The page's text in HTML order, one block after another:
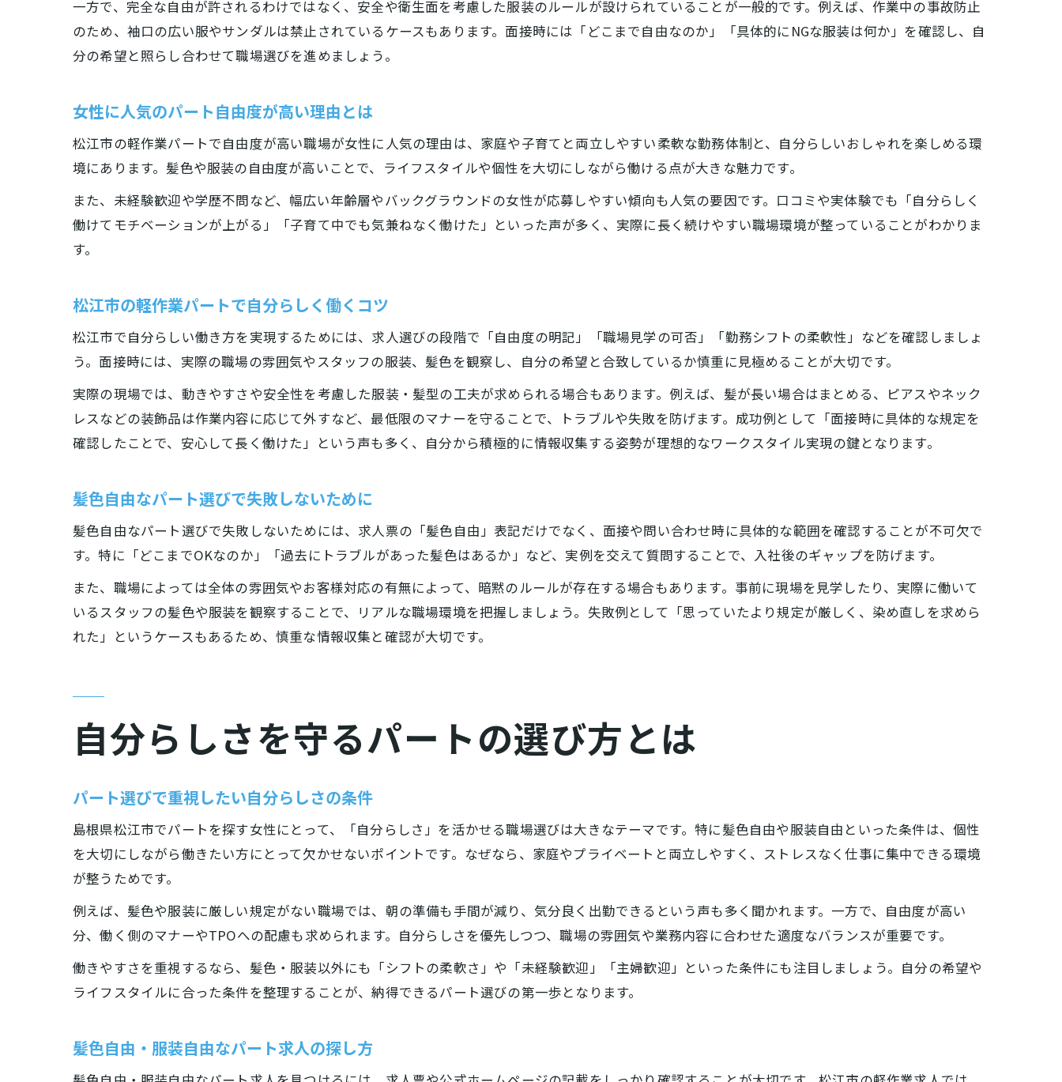
服装自由の現場で輝く女性のポイント
軽作業パートで服装自由が選ばれる理由
服装自由パートで自分らしい働き方を実現
面接時に迷わない服装と髪型のコツを紹介
パート面接で好印象な髪型と服装のポイント
面接で髪色自由を伝える際のマナーと工夫
一方で、完全な自由が許されるわけではなく、安全や衛生面を考慮した服装のルールが設けられていることが一般的です。例えば、作業中の事故防止
のため、袖口の広い服やサンダルは禁止されているケースもあります。面接時には「どこまで自由なのか」「具体的にNGな服装は何か」を確認し、自
分の希望と照らし合わせて職場選びを進めましょう。
女性に人気のパート自由度が高い理由とは
松江市の軽作業パートで自由度が高い職場が女性に人気の理由は、家庭や子育てと両立しやすい柔軟な勤務体制と、自分らしいおしゃれを楽しめる環
境にあります。髪色や服装の自由度が高いことで、ライフスタイルや個性を大切にしながら働ける点が大きな魅力です。
また、未経験歓迎や学歴不問など、幅広い年齢層やバックグラウンドの女性が応募しやすい傾向も人気の要因です。口コミや実体験でも「自分らしく
働けてモチベーションが上がる」「子育て中でも気兼ねなく働けた」といった声が多く、実際に長く続けやすい職場環境が整っていることがわかりま
す。
松江市の軽作業パートで自分らしく働くコツ
松江市で自分らしい働き方を実現するためには、求人選びの段階で「自由度の明記」「職場見学の可否」「勤務シフトの柔軟性」などを確認しましょ
う。面接時には、実際の職場の雰囲気やスタッフの服装、髪色を観察し、自分の希望と合致しているか慎重に見極めることが大切です。
実際の現場では、動きやすさや安全性を考慮した服装・髪型の工夫が求められる場合もあります。例えば、髪が長い場合はまとめる、ピアスやネック
レスなどの装飾品は作業内容に応じて外すなど、最低限のマナーを守ることで、トラブルや失敗を防げます。成功例として「面接時に具体的な規定を
確認したことで、安心して長く働けた」という声も多く、自分から積極的に情報収集する姿勢が理想的なワークスタイル実現の鍵となります。
髪色自由なパート選びで失敗しないために
髪色自由なパート選びで失敗しないためには、求人票の「髪色自由」表記だけでなく、面接や問い合わせ時に具体的な範囲を確認することが不可欠で
す。特に「どこまでOKなのか」「過去にトラブルがあった髪色はあるか」など、実例を交えて質問することで、入社後のギャップを防げます。
また、職場によっては全体の雰囲気やお客様対応の有無によって、暗黙のルールが存在する場合もあります。事前に現場を見学したり、実際に働いて
いるスタッフの髪色や服装を観察することで、リアルな職場環境を把握しましょう。失敗例として「思っていたより規定が厳しく、染め直しを求めら
れた」というケースもあるため、慎重な情報収集と確認が大切です。
自分らしさを守るパートの選び方とは
パート選びで重視したい自分らしさの条件
島根県松江市でパートを探す女性にとって、「自分らしさ」を活かせる職場選びは大きなテーマです。特に髪色自由や服装自由といった条件は、個性
を大切にしながら働きたい方にとって欠かせないポイントです。なぜなら、家庭やプライベートと両立しやすく、ストレスなく仕事に集中できる環境
が整うためです。
例えば、髪色や服装に厳しい規定がない職場では、朝の準備も手間が減り、気分良く出勤できるという声も多く聞かれます。一方で、自由度が高い
分、働く側のマナーやTPOへの配慮も求められます。自分らしさを優先しつつ、職場の雰囲気や業務内容に合わせた適度なバランスが重要です。
働きやすさを重視するなら、髪色・服装以外にも「シフトの柔軟さ」や「未経験歓迎」「主婦歓迎」といった条件にも注目しましょう。自分の希望や
ライフスタイルに合った条件を整理することが、納得できるパート選びの第一歩となります。
髪色自由・服装自由なパート求人の探し方
お問い合わせ・ご相談はこちら
お問い合わせ・ご相談はこちら